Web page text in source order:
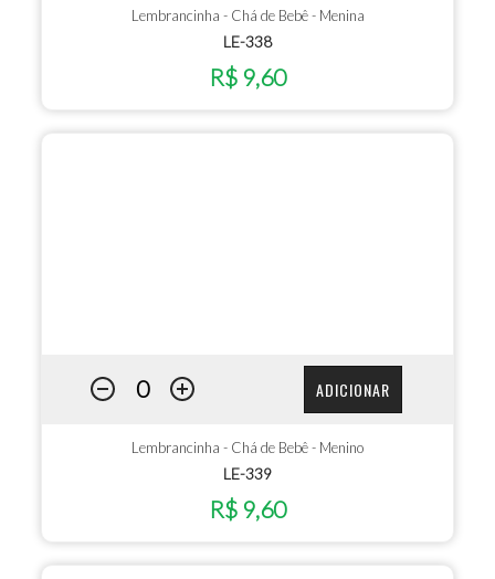
Lembrancinha - Chá de Bebê - Menina
LE-338
R$ 9,60
ADICIONAR
Lembrancinha - Chá de Bebê - Menino
LE-339
R$ 9,60